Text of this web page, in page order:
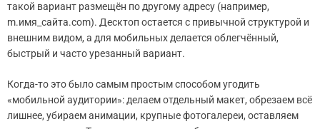
такой вариант размещён по другому адресу (например,
m.имя_сайта.com). Десктоп остается с привычной структурой и
внешним видом, а для мобильных делается облегчённый,
быстрый и часто урезанный вариант.
Когда-то это было самым простым способом угодить
«мобильной аудитории»: делаем отдельный макет, обрезаем всё
лишнее, убираем анимации, крупные фотогалереи, оставляем